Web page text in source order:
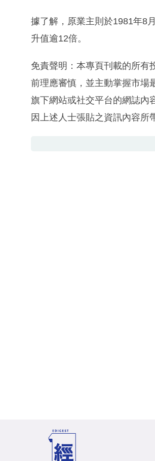
據了解，原業主則於1981年8
升值逾12倍。
免責聲明：本專頁刊載的所有
前理應審慎，並主動掌握市場
旗下網站或社交平台的網誌內
因上述人士張貼之資訊內容所